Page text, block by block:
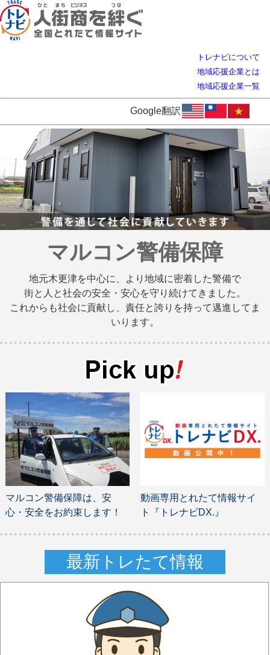
トレナビについて
地域応援企業とは
地域応援企業一覧
Google翻訳
マルコン警備保障
地元木更津を中心に、より地域に密着した警備で
街と人と社会の安全・安心を守り続けてきました。
これからも社会に貢献し、責任と誇りを持って邁進してま
いります。
マルコン警備保障は、安
心・安全をお約束します！
動画専用とれたて情報サイ
ト『トレナビDX.』
最新トレたて情報